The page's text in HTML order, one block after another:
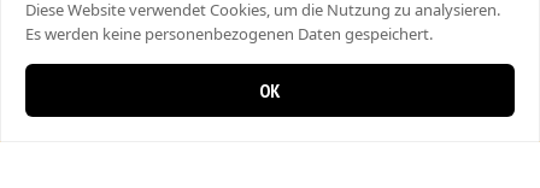
Diese Website verwendet Cookies, um die Nutzung zu analysieren.
Es werden keine personenbezogenen Daten gespeichert.
OK